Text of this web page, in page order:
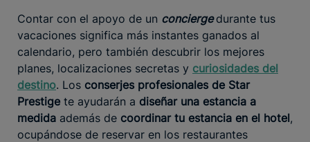
Contar con el apoyo de un conciergedurante tus
vacaciones significa más instantes ganados al
calendario, pero también descubrir los mejores
planes, localizaciones secretas y curiosidades del
destino. Los conserjes profesionales de Star
Prestige te ayudarán a diseñar una estancia a
medida además de coordinar tu estancia en el hotel,
ocupándose de reservar en los restaurantes